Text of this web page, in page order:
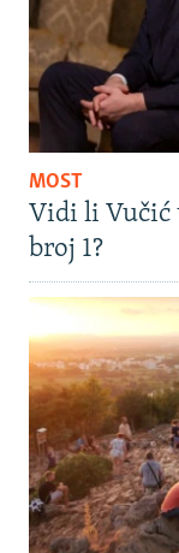
MOST
Vidi li Vučić
broj 1?